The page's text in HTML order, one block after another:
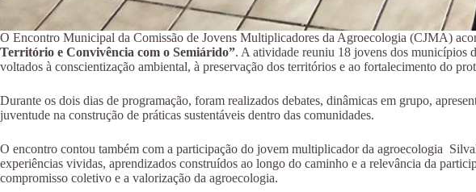
O Encontro Municipal da Comissão de Jovens Multiplicadores da Agroecologia (CJMA)
Território e Convivência com o Semiárido”. A atividade reuniu 18 jovens dos municípios
voltados à conscientização ambiental, à preservação dos territórios e ao fortalecimento do
Durante os dois dias de programação, foram realizados debates, dinâmicas em grupo,
juventude na construção de práticas sustentáveis dentro das comunidades.
O encontro contou também com a participação do jovem multiplicador da agroecologia
experiências vividas, aprendizados construídos ao longo do caminho e a relevância da
compromisso coletivo e a valorização da agroecologia.